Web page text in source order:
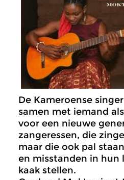
De Kameroense
samen met iemand
voor een nieuwe
zangeressen, die
maar die ook pal
en misstanden in hun
kaak stellen.